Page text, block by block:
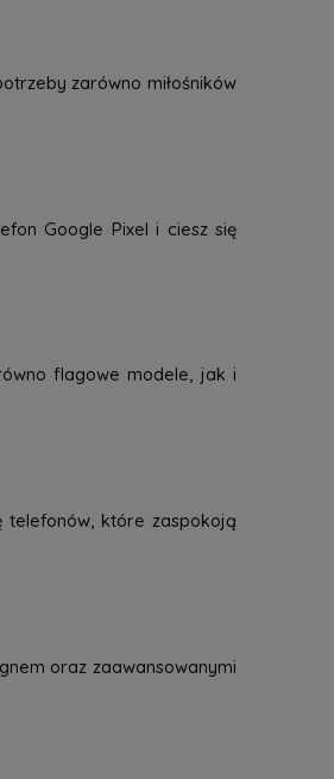
zarówno miłośników
Google Pixel i ciesz się
flagowe modele, jak i
telefonów, które zaspokoją
oraz zaawansowanymi